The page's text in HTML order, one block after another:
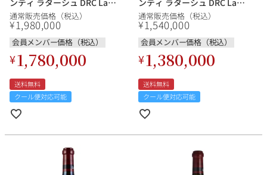
Tache フランス ブルゴーニュ
赤ワイン
通常販売価格（税込）
¥1,980,000
会員メンバー価格（税込）
¥1,780,000
送料無料
クール便対応可能
Tache フランス ブルゴーニュ
赤ワイン
通常販売価格（税込）
¥1,540,000
会員メンバー価格（税込）
¥1,380,000
送料無料
クール便対応可能